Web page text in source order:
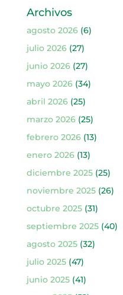
Archivos
agosto 2026(6)
julio 2026(27)
junio 2026(27)
mayo 2026(34)
abril 2026(25)
marzo 2026(25)
febrero 2026(13)
enero 2026(13)
diciembre 2025(25)
noviembre 2025(26)
octubre 2025(31)
septiembre 2025(40)
agosto 2025(32)
julio 2025(47)
junio 2025(41)